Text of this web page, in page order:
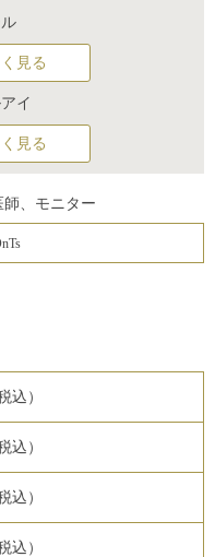
見る
イ
見る
、モニター
込）
込）
込）
込）